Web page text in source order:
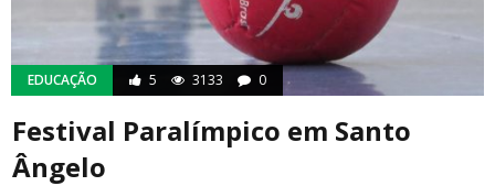
EDUCAÇÃO 5 3133 0
Festival Paralímpico em Santo
Ângelo